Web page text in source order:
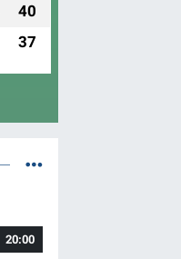
40
37
20:00